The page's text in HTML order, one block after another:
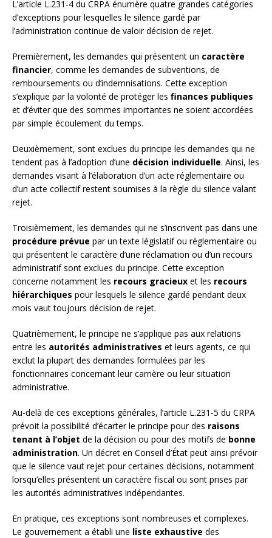
L’article L.231-4 du CRPA énumère quatre grandes catégories
d’exceptions pour lesquelles le silence gardé par
l’administration continue de valoir décision de rejet.
Premièrement, les demandes qui présentent un caractère
financier, comme les demandes de subventions, de
remboursements ou d’indemnisations. Cette exception
s’explique par la volonté de protéger les finances publiques
et d’éviter que des sommes importantes ne soient accordées
par simple écoulement du temps.
Deuxièmement, sont exclues du principe les demandes qui ne
tendent pas à l’adoption d’une décision individuelle. Ainsi, les
demandes visant à l’élaboration d’un acte réglementaire ou
d’un acte collectif restent soumises à la règle du silence valant
rejet.
Troisièmement, les demandes qui ne s’inscrivent pas dans une
procédure prévue par un texte législatif ou réglementaire ou
qui présentent le caractère d’une réclamation ou d’un recours
administratif sont exclues du principe. Cette exception
concerne notamment les recours gracieux et les recours
hiérarchiques pour lesquels le silence gardé pendant deux
mois vaut toujours décision de rejet.
Quatrièmement, le principe ne s’applique pas aux relations
entre les autorités administratives et leurs agents, ce qui
exclut la plupart des demandes formulées par les
fonctionnaires concernant leur carrière ou leur situation
administrative.
Au-delà de ces exceptions générales, l’article L.231-5 du CRPA
prévoit la possibilité d’écarter le principe pour des raisons
tenant à l’objet de la décision ou pour des motifs de bonne
administration. Un décret en Conseil d’État peut ainsi prévoir
que le silence vaut rejet pour certaines décisions, notamment
lorsqu’elles présentent un caractère fiscal ou sont prises par
les autorités administratives indépendantes.
En pratique, ces exceptions sont nombreuses et complexes.
Le gouvernement a établi une liste exhaustive des